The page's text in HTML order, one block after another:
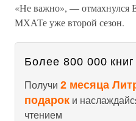
«Не важно», — отмахнулся
МХАТе уже второй сезон.
Более 800 000
Получи 2 месяца
подарок и
чтением